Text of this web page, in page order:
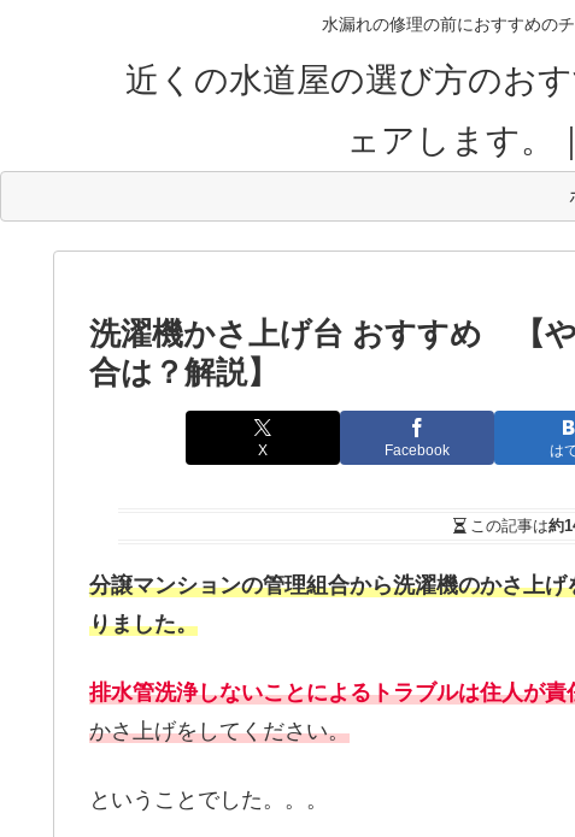
水漏れの修理の前におすすめの
近くの水道屋の選び方のお
ェアします。
洗濯機かさ上げ台 おすすめ 【
合は？解説】
X Facebook は
この記事は約
分譲マンションの管理組合から洗濯機のかさ上
りました。
排水管洗浄しないことによるトラブルは住人が
かさ上げをしてください。
ということでした。。。